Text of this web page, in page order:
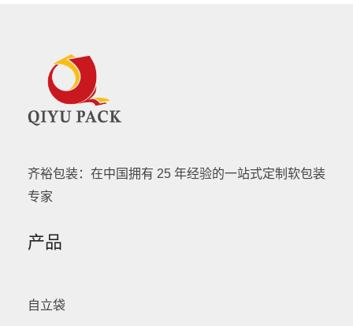
齐裕包装：在中国拥有 25 年经验的一站式定制软包装
专家
产品
自立袋